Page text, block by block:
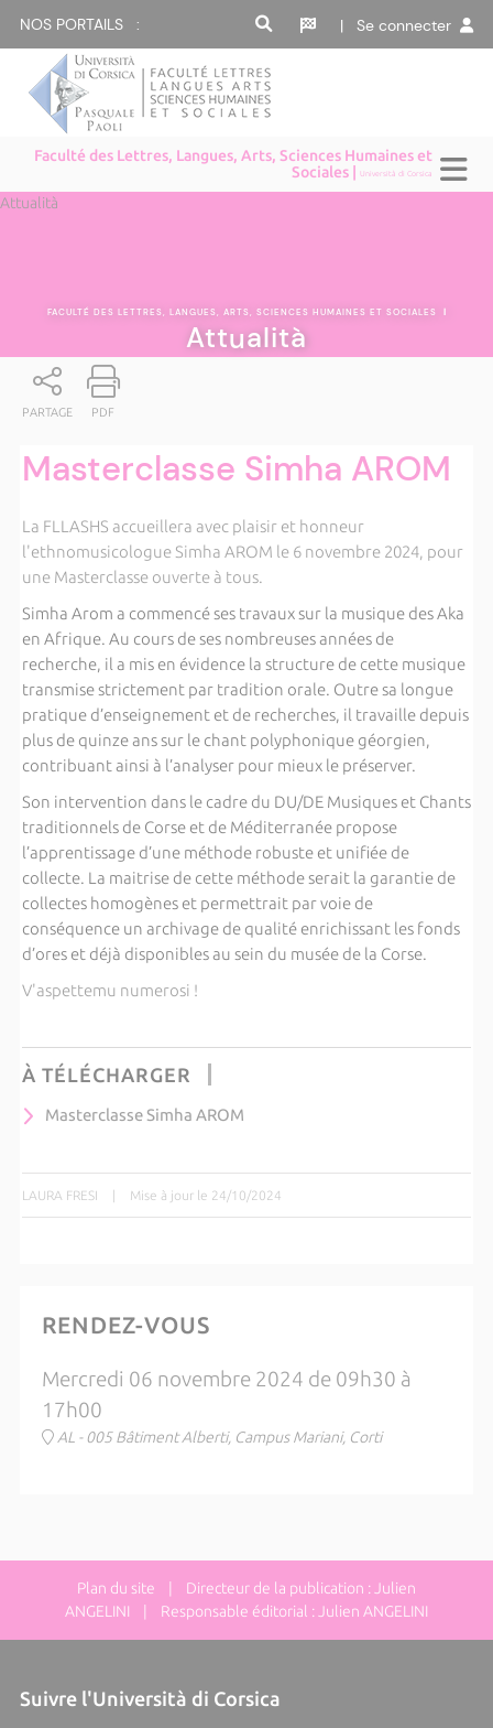
NOS PORTAILS : | Se connecter
Faculté des Lettres, Langues, Arts, Sciences Humaines et
Sociales |Università di Corsica
Attualità
FACULTÉ DES LETTRES, LANGUES, ARTS, SCIENCES HUMAINES ET SOCIALES |
Attualità
PARTAGE PDF
Masterclasse Simha AROM
La FLLASHS accueillera avec plaisir et honneur
l'ethnomusicologue Simha AROM le 6 novembre 2024, pour
une Masterclasse ouverte à tous.
Simha Arom a commencé ses travaux sur la musique des Aka
en Afrique. Au cours de ses nombreuses années de
recherche, il a mis en évidence la structure de cette musique
transmise strictement par tradition orale. Outre sa longue
pratique d’enseignement et de recherches, il travaille depuis
plus de quinze ans sur le chant polyphonique géorgien,
contribuant ainsi à l’analyser pour mieux le préserver.
Son intervention dans le cadre du DU/DE Musiques et Chants
traditionnels de Corse et de Méditerranée propose
l’apprentissage d’une méthode robuste et unifiée de
collecte. La maitrise de cette méthode serait la garantie de
collectes homogènes et permettrait par voie de
conséquence un archivage de qualité enrichissant les fonds
d’ores et déjà disponibles au sein du musée de la Corse.
V'aspettemu numerosi !
À TÉLÉCHARGER
Masterclasse Simha AROM
LAURA FRESI | Mise à jour le 24/10/2024
RENDEZ-VOUS
Mercredi 06 novembre 2024 de 09h30 à
17h00
AL - 005 Bâtiment Alberti, Campus Mariani, Corti
Plan du site | Directeur de la publication : Julien
ANGELINI | Responsable éditorial : Julien ANGELINI
Suivre l'Università di Corsica